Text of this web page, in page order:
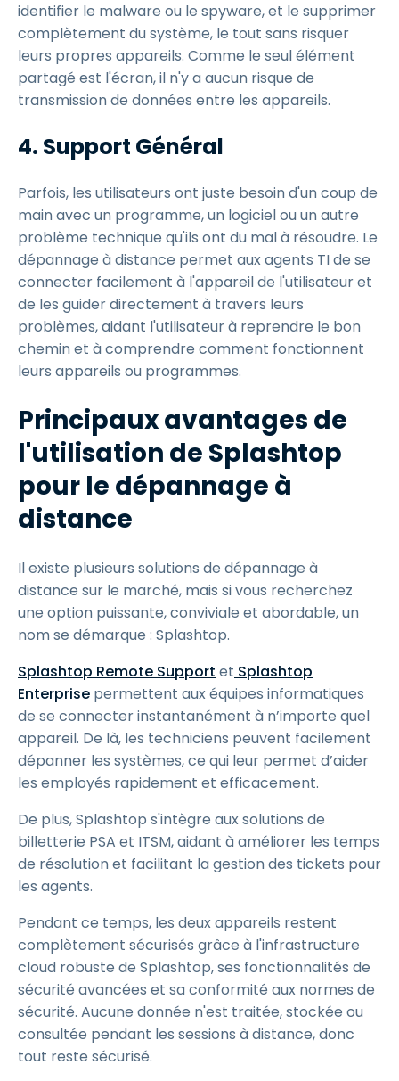
identifier le malware ou le spyware, et le supprimer
complètement du système, le tout sans risquer
leurs propres appareils. Comme le seul élément
partagé est l'écran, il n'y a aucun risque de
transmission de données entre les appareils.
4. Support Général
Parfois, les utilisateurs ont juste besoin d'un coup de
main avec un programme, un logiciel ou un autre
problème technique qu'ils ont du mal à résoudre. Le
dépannage à distance permet aux agents TI de se
connecter facilement à l'appareil de l'utilisateur et
de les guider directement à travers leurs
problèmes, aidant l'utilisateur à reprendre le bon
chemin et à comprendre comment fonctionnent
leurs appareils ou programmes.
Principaux avantages de
l'utilisation de Splashtop
pour le dépannage à
distance
Il existe plusieurs solutions de dépannage à
distance sur le marché, mais si vous recherchez
une option puissante, conviviale et abordable, un
nom se démarque : Splashtop.
Splashtop Remote Support et Splashtop
Enterprise permettent aux équipes informatiques
de se connecter instantanément à n’importe quel
appareil. De là, les techniciens peuvent facilement
dépanner les systèmes, ce qui leur permet d’aider
les employés rapidement et efficacement.
De plus, Splashtop s'intègre aux solutions de
billetterie PSA et ITSM, aidant à améliorer les temps
de résolution et facilitant la gestion des tickets pour
les agents.
Pendant ce temps, les deux appareils restent
complètement sécurisés grâce à l'infrastructure
cloud robuste de Splashtop, ses fonctionnalités de
sécurité avancées et sa conformité aux normes de
sécurité. Aucune donnée n'est traitée, stockée ou
consultée pendant les sessions à distance, donc
tout reste sécurisé.